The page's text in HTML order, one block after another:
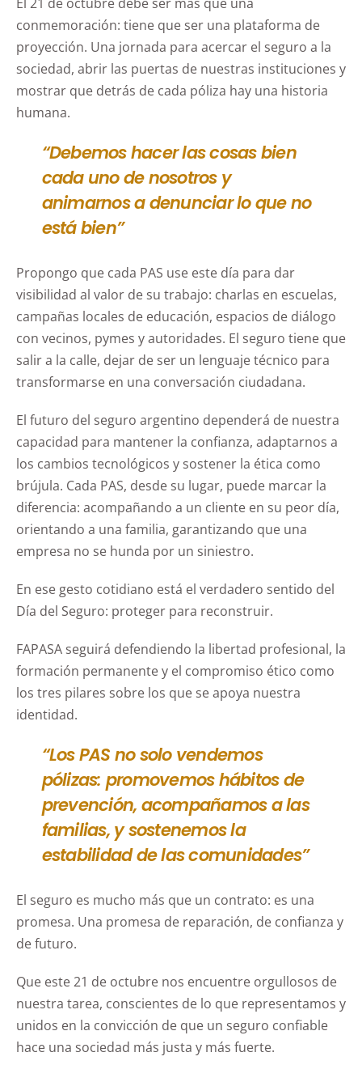
El 21 de octubre debe ser más que una
conmemoración: tiene que ser una plataforma de
proyección. Una jornada para acercar el seguro a la
sociedad, abrir las puertas de nuestras instituciones y
mostrar que detrás de cada póliza hay una historia
humana.
“Debemos hacer las cosas bien
cada uno de nosotros y
animarnos a denunciar lo que no
está bien”
Propongo que cada PAS use este día para dar
visibilidad al valor de su trabajo: charlas en escuelas,
campañas locales de educación, espacios de diálogo
con vecinos, pymes y autoridades. El seguro tiene que
salir a la calle, dejar de ser un lenguaje técnico para
transformarse en una conversación ciudadana.
El futuro del seguro argentino dependerá de nuestra
capacidad para mantener la confianza, adaptarnos a
los cambios tecnológicos y sostener la ética como
brújula. Cada PAS, desde su lugar, puede marcar la
diferencia: acompañando a un cliente en su peor día,
orientando a una familia, garantizando que una
empresa no se hunda por un siniestro.
En ese gesto cotidiano está el verdadero sentido del
Día del Seguro: proteger para reconstruir.
FAPASA seguirá defendiendo la libertad profesional, la
formación permanente y el compromiso ético como
los tres pilares sobre los que se apoya nuestra
identidad.
“Los PAS no solo vendemos
pólizas: promovemos hábitos de
prevención, acompañamos a las
familias, y sostenemos la
estabilidad de las comunidades”
El seguro es mucho más que un contrato: es una
promesa. Una promesa de reparación, de confianza y
de futuro.
Que este 21 de octubre nos encuentre orgullosos de
nuestra tarea, conscientes de lo que representamos y
unidos en la convicción de que un seguro confiable
hace una sociedad más justa y más fuerte.